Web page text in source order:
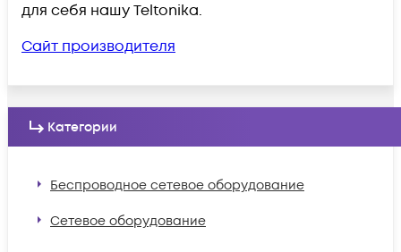
для себя нашу Teltonika.
Сайт производителя
Категории
Беспроводное сетевое оборудование
Сетевое оборудование